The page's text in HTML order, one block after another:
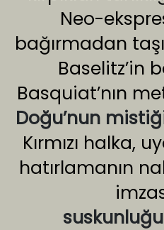
Neo-
bağırmadan
Baselitz’in
Basquiat’nın
Doğu’nun
Kırmızı halka,
hatırlamanın